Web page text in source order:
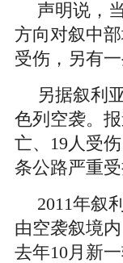
声明说，
方向对叙中
受伤，另有一
另据叙利
色列空袭。
亡、19人受
条公路严重
2011年叙
由空袭叙境
去年10月新